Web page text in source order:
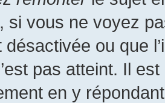
si vous ne voyez
désactivée ou que
pas atteint. Il
en y